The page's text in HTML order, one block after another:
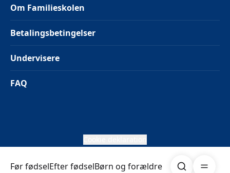
Før fødselEfter fødselBørn og forældre Søg
Om Familieskolen
Betalingsbetingelser
Undervisere
FAQ